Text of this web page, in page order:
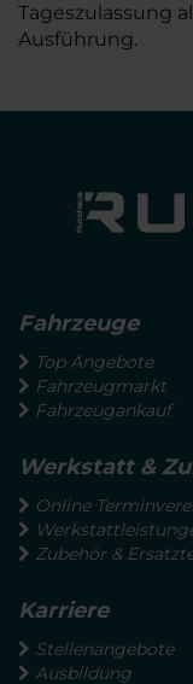
Tageszulassung
Ausführung.
Fahrzeuge
Top Angebote
Fahrzeugmarkt
Fahrzeugankauf
Werkstatt &
Online
Zubehör &
Karriere
Stellenangebote
Ausbildung